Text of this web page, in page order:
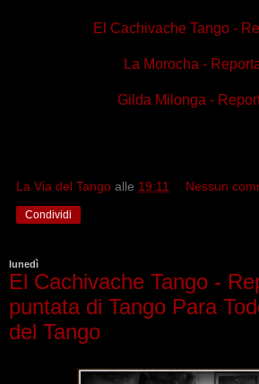
El Cachivache Tango -
La Morocha -
Gilda Milonga -
La Via del Tango alle 19:11 Nessun
Condividi
lunedì
El Cachivache Tango -
puntata di Tango Para
del Tango